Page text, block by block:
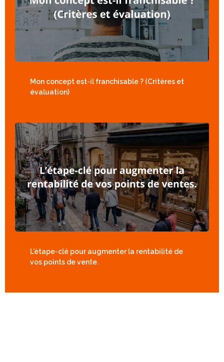
Mon concept est-il franchisable ? (Critères et
évaluation)
L’étape-clé pour augmenter la rentabilité de
vos points de vente.